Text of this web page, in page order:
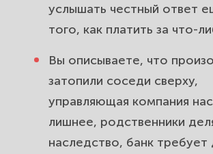
услышать честный ответ
того, как платить за что-
Вы описываете, что
затопили соседи сверху,
управляющая компания
лишнее, родственники
наследство, банк требует